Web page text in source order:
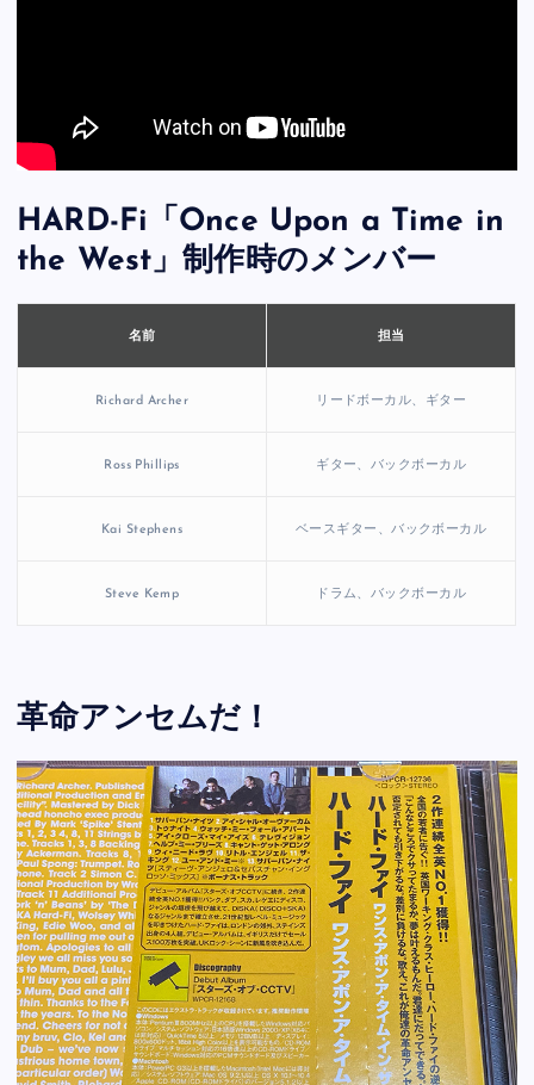
HARD-Fi「Once Upon a Time in
the West」制作時のメンバー
名前 担当
Richard Archer リードボーカル、ギター
Ross Phillips ギター、バックボーカル
Kai Stephens ベースギター、バックボーカル
Steve Kemp ドラム、バックボーカル
革命アンセムだ！